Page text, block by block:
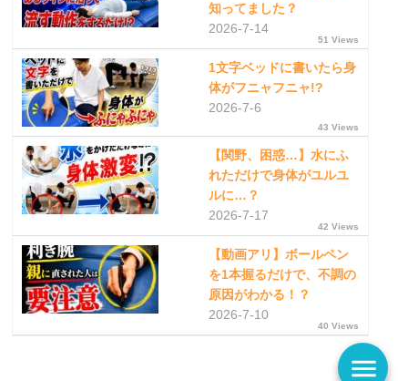
知ってました？
2026-7-14
51 Views
1文字ベッドに書いたら身
体がフニャフニャ!?
2026-7-6
43 Views
【関野、困惑…】水にふ
れただけで身体がユルユ
ルに…？
2026-7-17
42 Views
【動画アリ】ボールペン
を1本握るだけで、不調の
原因がわかる！？
2026-7-10
40 Views
menu